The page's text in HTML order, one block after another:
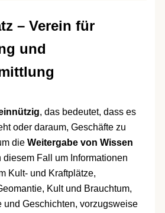
– Verein für
und
, das bedeutet, dass es
oder daraum, Geschäfte zu
die Weitergabe von Wissen
diesem Fall um Informationen
Kult- und Kraftplätze,
Kult und Brauchtum,
und Geschichten, vorzugsweise